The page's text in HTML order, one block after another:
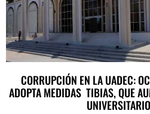
CORRUPCIÓN EN LA UADEC:
ADOPTA MEDIDAS TIBIAS, QUE
UNIVERSITARIO